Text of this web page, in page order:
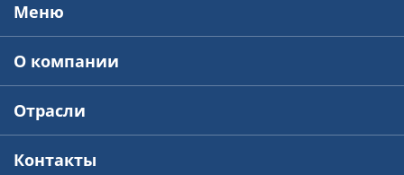
Меню
О компании
Отрасли
Контакты